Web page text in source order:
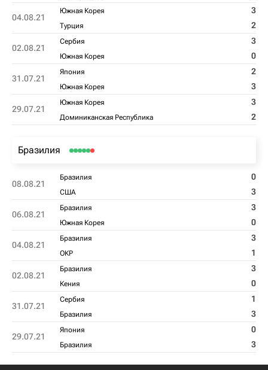
04.08.21
Южная Корея 3
Турция 2
02.08.21
Сербия 3
Южная Корея 0
31.07.21
Япония 2
Южная Корея 3
29.07.21
Южная Корея 3
Доминиканская Республика 2
Бразилия
08.08.21
Бразилия 0
США 3
06.08.21
Бразилия 3
Южная Корея 0
04.08.21
Бразилия 3
ОКР 1
02.08.21
Бразилия 3
Кения 0
31.07.21
Сербия 1
Бразилия 3
29.07.21
Япония 0
Бразилия 3